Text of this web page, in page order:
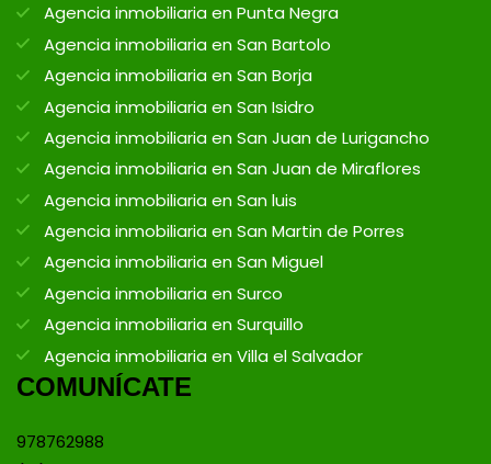
Agencia inmobiliaria en Punta Negra
Agencia inmobiliaria en San Bartolo
Agencia inmobiliaria en San Borja
Agencia inmobiliaria en San Isidro
Agencia inmobiliaria en San Juan de Lurigancho
Agencia inmobiliaria en San Juan de Miraflores
Agencia inmobiliaria en San luis
Agencia inmobiliaria en San Martin de Porres
Agencia inmobiliaria en San Miguel
Agencia inmobiliaria en Surco
Agencia inmobiliaria en Surquillo
Agencia inmobiliaria en Villa el Salvador
COMUNÍCATE
978762988